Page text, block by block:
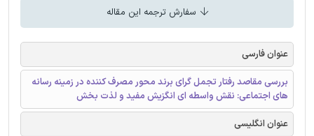
سفارش ترجمه این مقاله
عنوان فارسی
بررسی مقاصد رفتار تجمل گرای برند محور مصرف کننده در زمینه رسانه
های اجتماعی: نقش واسطه ای انگزیش مفید و لذت بخش
عنوان انگلیسی